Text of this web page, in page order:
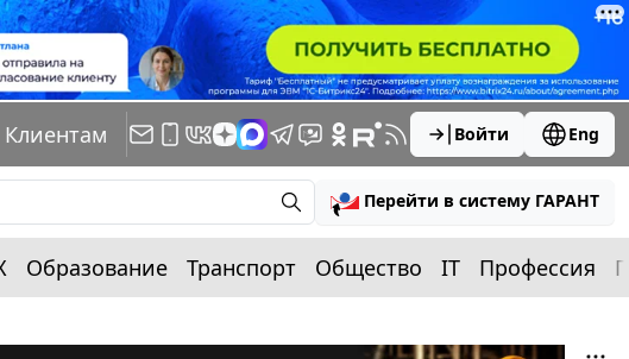
Клиентам Войти Eng
Перейти в систему ГАРАНТ
Образование Транспорт Общество IT Профессия